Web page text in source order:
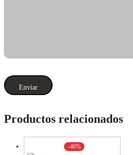
Productos relacionados
-46%